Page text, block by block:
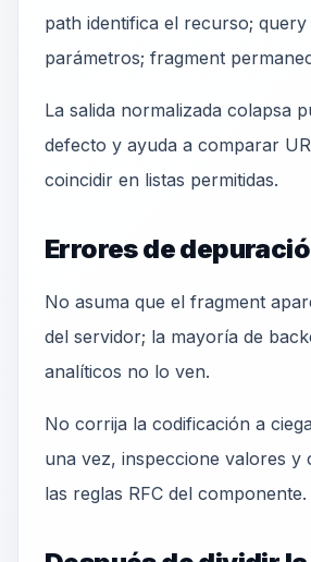
path identifica el recurso; query
parámetros; fragment
La salida normalizada colapsa
defecto y ayuda a comparar
coincidir en listas permitidas.
Errores de
No asuma que el fragment
del servidor; la mayoría de
analíticos no lo ven.
No corrija la codificación a
una vez, inspeccione valores y
las reglas RFC del componente.